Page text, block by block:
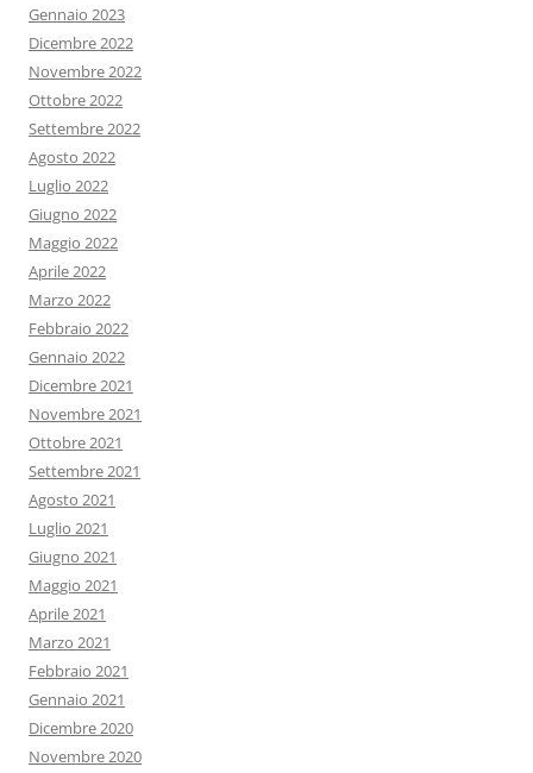
Gennaio 2023
Dicembre 2022
Novembre 2022
Ottobre 2022
Settembre 2022
Agosto 2022
Luglio 2022
Giugno 2022
Maggio 2022
Aprile 2022
Marzo 2022
Febbraio 2022
Gennaio 2022
Dicembre 2021
Novembre 2021
Ottobre 2021
Settembre 2021
Agosto 2021
Luglio 2021
Giugno 2021
Maggio 2021
Aprile 2021
Marzo 2021
Febbraio 2021
Gennaio 2021
Dicembre 2020
Novembre 2020